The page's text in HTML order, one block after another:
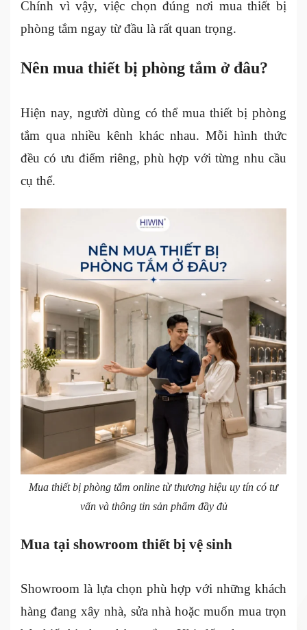
Chính vì vậy, việc chọn đúng nơi mua thiết bị
phòng tắm ngay từ đầu là rất quan trọng.
Nên mua thiết bị phòng tắm ở đâu?
Hiện nay, người dùng có thể mua thiết bị phòng
tắm qua nhiều kênh khác nhau. Mỗi hình thức
đều có ưu điểm riêng, phù hợp với từng nhu cầu
cụ thể.
Mua thiết bị phòng tắm online từ thương hiệu uy tín có tư
vấn và thông tin sản phẩm đầy đủ
Mua tại showroom thiết bị vệ sinh
Showroom là lựa chọn phù hợp với những khách
hàng đang xây nhà, sửa nhà hoặc muốn mua trọn